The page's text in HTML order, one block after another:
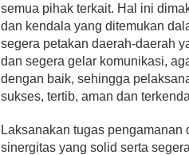
semua pihak terkait. Hal ini
dan kendala yang ditemukan
segera petakan daerah-daerah
dan segera gelar komunikasi,
dengan baik, sehingga
sukses, tertib, aman dan
Laksanakan tugas
sinergitas yang solid serta